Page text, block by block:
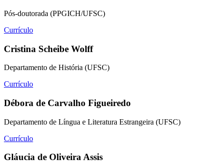
Pós-doutorada (PPGICH/UFSC)
Currículo
Cristina Scheibe Wolff
Departamento de História (UFSC)
Currículo
Débora de Carvalho Figueiredo
Departamento de Língua e Literatura Estrangeira (UFSC)
Currículo
Gláucia de Oliveira Assis